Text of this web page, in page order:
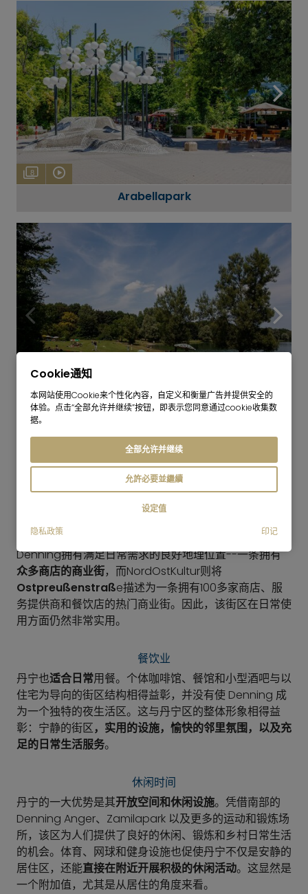
8
Arabellapark
12
Denning拥有满足日常需求的良好地理位置--一条拥有
众多商店的商业街，而NordOstKultur则将
Ostpreußenstraße描述为一条拥有100多家商店、服
务提供商和餐饮店的热门商业街。因此，该街区在日常使
用方面仍然非常实用。
餐饮业
丹宁也适合日常用餐。个体咖啡馆、餐馆和小型酒吧与以
住宅为导向的街区结构相得益彰，并没有使 Denning 成
为一个独特的夜生活区。这与丹宁区的整体形象相得益
彰：宁静的街区，实用的设施，愉快的邻里氛围，以及充
足的日常生活服务。
休闲时间
丹宁的一大优势是其开放空间和休闲设施。凭借南部的
Denning Anger、Zamilapark 以及更多的运动和锻炼场
所，该区为人们提供了良好的休闲、锻炼和乡村日常生活
的机会。体育、网球和健身设施也促使丹宁不仅是安静的
居住区，还能直接在附近开展积极的休闲活动。这显然是
一个附加值，尤其是从居住的角度来看。
Cookie通知
本网站使用Cookie来个性化內容，自定义和衡量广告并提供安全的
体验。点击“全部允许并继续”按钮，即表示您同意通过cookie收集数
据。
全部允许并继续
允許必要並繼續
设定值
隐私政策
印记